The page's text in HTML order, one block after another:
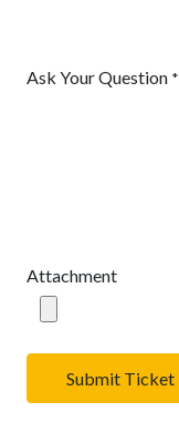
Ask Your Question *
Attachment
Submit Ticket